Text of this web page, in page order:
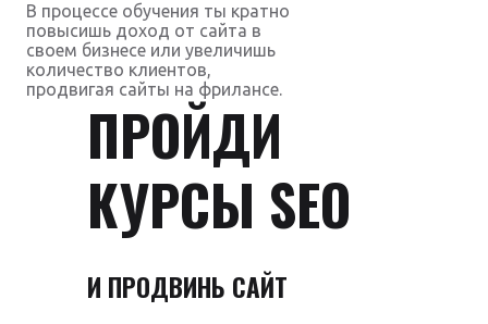
В процессе обучения ты кратно
повысишь доход от сайта в
своем бизнесе или увеличишь
количество клиентов,
продвигая сайты на фрилансе.
ПРОЙДИ
КУРСЫ SEO
И ПРОДВИНЬ САЙТ